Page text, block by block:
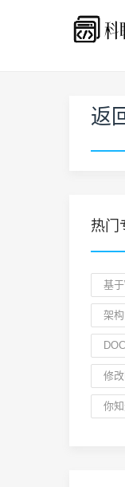
返
热门
基
架
修
你